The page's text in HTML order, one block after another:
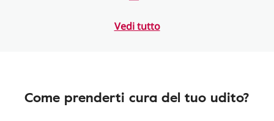
Vedi tutto
Come prenderti cura del tuo udito?